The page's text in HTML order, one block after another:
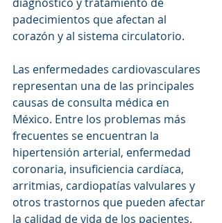
padecimientos que afectan al
corazón y al sistema circulatorio.
Las enfermedades cardiovasculares
representan una de las principales
causas de consulta médica en
México. Entre los problemas más
frecuentes se encuentran la
hipertensión arterial, enfermedad
coronaria, insuficiencia cardíaca,
arritmias, cardiopatías valvulares y
otros trastornos que pueden afectar
la calidad de vida de los pacientes.